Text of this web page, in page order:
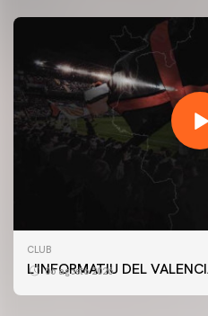
CLUB
L'INFORMATIU DEL
06 agosto 2026
PRIMER EQUIPO
ENTRENAMIENTO DEL